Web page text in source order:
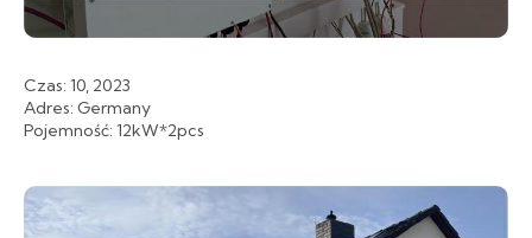
Czas: 10, 2023
Adres: Germany
Pojemność: 12kW*2pcs